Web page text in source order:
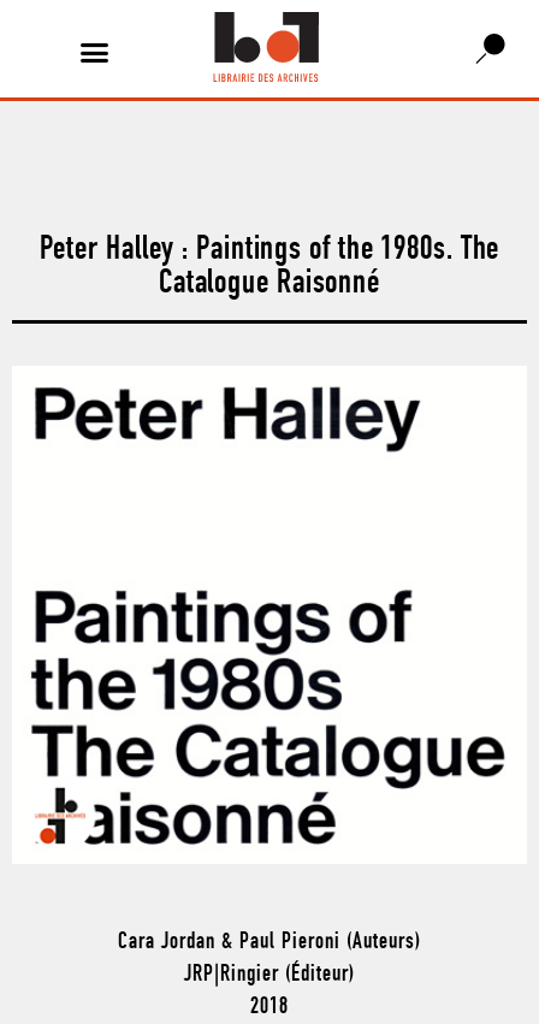
Peter Halley : Paintings of the 1980s. The
Catalogue Raisonné
Cara Jordan & Paul Pieroni (Auteurs)
JRP|Ringier (Éditeur)
2018